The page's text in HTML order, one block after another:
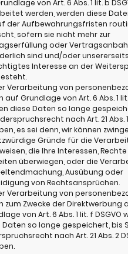
von Art. 6 Abs. 1 lit. b
werden, werden diese
der Aufbewahrungsfristen
sofern sie nicht mehr zur
oder
sind und/oder
Interesse an der
Verarbeitung von
auf Grundlage von Art. 6 Abs. 1
diese Daten so lange
nach Art. 21 Abs. 1
es sei denn, wir können
Gründe für die
die Ihre Interessen,
überwiegen, oder die
Ausübung oder
von Rechtsansprüchen.
Verarbeitung von
zum Zwecke der Direktwerbung
von Art. 6 Abs. 1 lit. f DSGVO
Daten so lange gespeichert, bis
nach Art. 21 Abs. 2